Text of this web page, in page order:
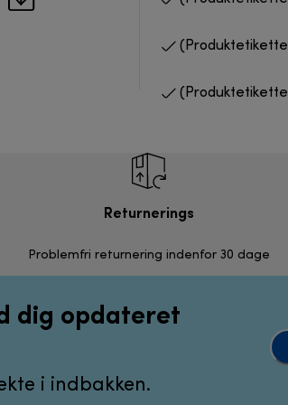
Returnerings
Problemfri returnering indenfor 30 dage
dig opdateret
i indbakken.